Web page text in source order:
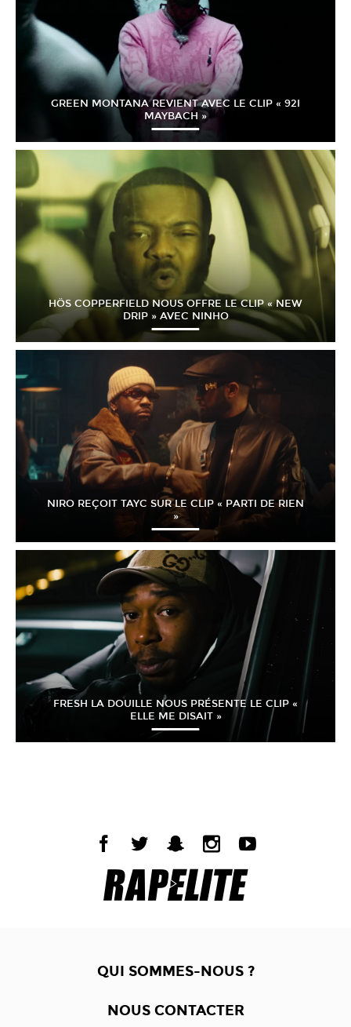
GREEN MONTANA REVIENT AVEC LE CLIP « 92I
MAYBACH »
HÖS COPPERFIELD NOUS OFFRE LE CLIP « NEW
DRIP » AVEC NINHO
NIRO REÇOIT TAYC SUR LE CLIP « PARTI DE RIEN
»
FRESH LA DOUILLE NOUS PRÉSENTE LE CLIP «
ELLE ME DISAIT »
QUI SOMMES-NOUS ?
NOUS CONTACTER